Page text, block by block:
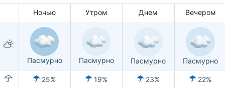
Ночью Утром Днем Вечером
Пасмурно Пасмурно Пасмурно Пасмурно
25% 19% 23% 22%